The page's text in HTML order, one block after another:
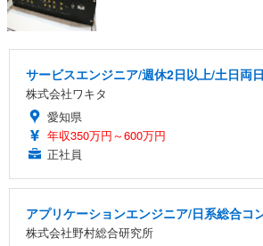
サービスエンジニア/週休2日以上/土日両
株式会社ワキタ
愛知県
年収350万円～600万円
正社員
アプリケーションエンジニア/日系総合コ
株式会社野村総合研究所